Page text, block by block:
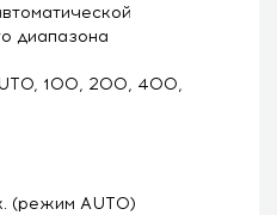
диапазона
100, 200, 400,
(режим AUTO)